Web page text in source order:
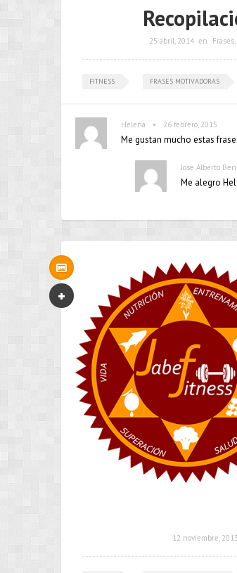
25 abril, 2014 en Frases,
FITNESS FRASES MOTIVADORAS
Helena • 26 febrero, 2015
Me gustan mucho estas
Jose Alberto
Me alegro
12 noviembre, 2013